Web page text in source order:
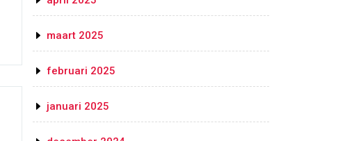
maart 2025
februari 2025
januari 2025